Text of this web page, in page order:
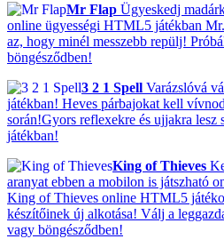
Mr Flap Ügyeskedj
online ügyességi HTML5 játékban
az, hogy minél messzebb repülj!
böngésződben!
3 2 1 Spell Varázslóvá
játékban! Heves párbajokat kell
során!Gyors reflexekre és ujjakra lesz
játékban!
King of Thieves
aranyat ebben a mobilon is játszható
King of Thieves online HTML5
készítőinek új alkotása! Válj a
vagy böngésződben!